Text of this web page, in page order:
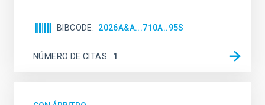
BIBCODE 2026A&A...710A..95S
NÚMERO DE CITAS 1